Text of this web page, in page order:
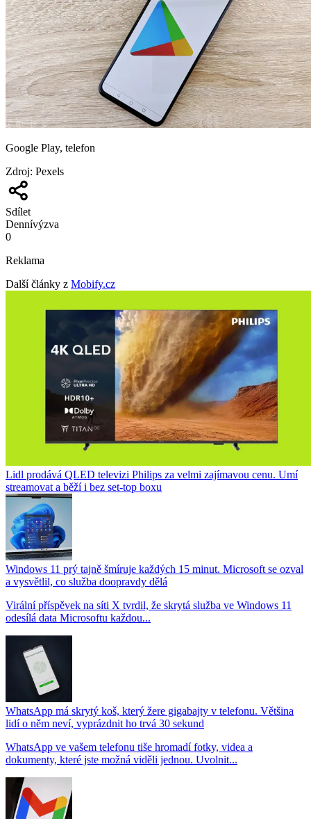
Google Play, telefon
Zdroj: Pexels
Sdílet
Dennívýzva
0
Reklama
Další články z Mobify.cz
Lidl prodává QLED televizi Philips za velmi zajímavou cenu. Umí
streamovat a běží i bez set-top boxu
Windows 11 prý tajně šmíruje každých 15 minut. Microsoft se ozval
a vysvětlil, co služba doopravdy dělá
Virální příspěvek na síti X tvrdil, že skrytá služba ve Windows 11
odesílá data Microsoftu každou...
WhatsApp má skrytý koš, který žere gigabajty v telefonu. Většina
lidí o něm neví, vyprázdnit ho trvá 30 sekund
WhatsApp ve vašem telefonu tiše hromadí fotky, videa a
dokumenty, které jste možná viděli jednou. Uvolnit...